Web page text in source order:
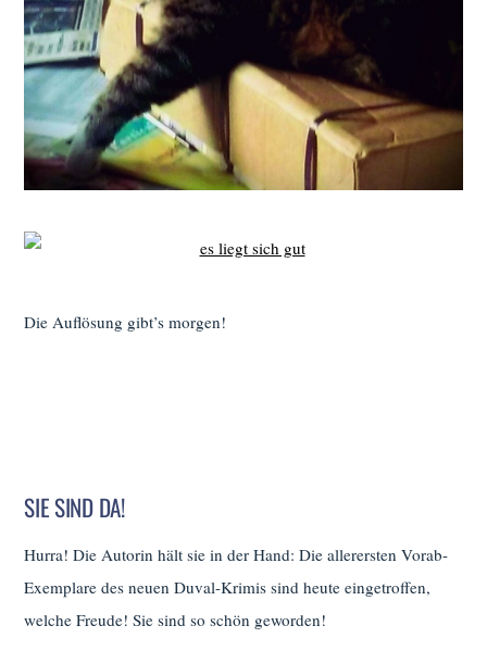
Die Auflösung gibt’s morgen!
SIE SIND DA!
Hurra! Die Autorin hält sie in der Hand: Die allerersten Vorab-
Exemplare des neuen Duval-Krimis sind heute eingetroffen,
welche Freude! Sie sind so schön geworden!